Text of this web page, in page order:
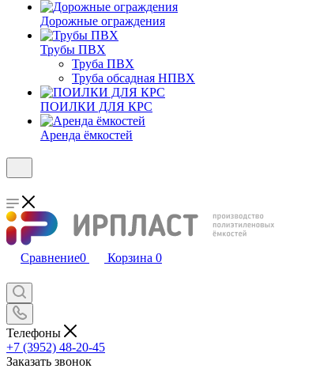
Дорожные ограждения
Трубы ПВХ
Труба ПВХ
Труба обсадная НПВХ
ПОИЛКИ ДЛЯ КРС
Аренда ёмкостей
Сравнение0 Корзина 0
Телефоны
+7 (3952) 48-20-45
Заказать звонок